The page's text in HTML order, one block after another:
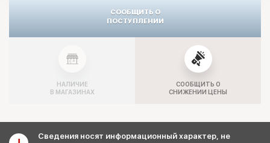
СООБЩИТЬ О
ПОСТУПЛЕНИИ
НАЛИЧИЕ
В МАГАЗИНАХ
СООБЩИТЬ О
СНИЖЕНИИ ЦЕНЫ
Сведения носят информационный характер, не